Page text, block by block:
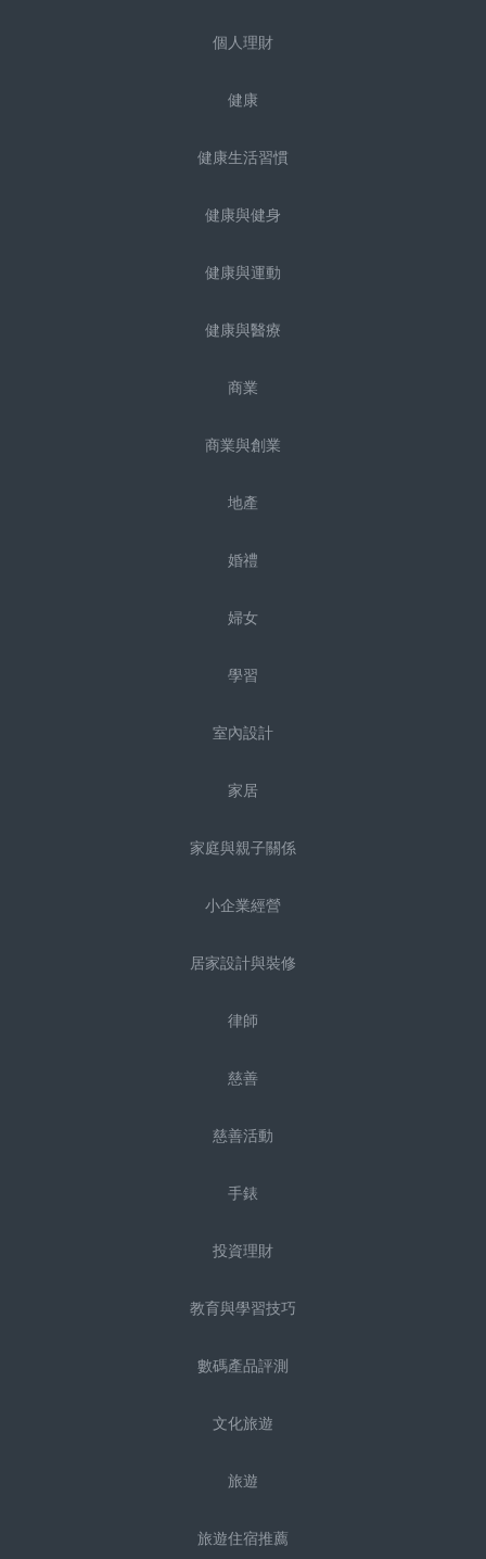
個人理財
健康
健康生活習慣
健康與健身
健康與運動
健康與醫療
商業
商業與創業
地產
婚禮
婦女
學習
室內設計
家居
家庭與親子關係
小企業經營
居家設計與裝修
律師
慈善
慈善活動
手錶
投資理財
教育與學習技巧
數碼產品評測
文化旅遊
旅遊
旅遊住宿推薦